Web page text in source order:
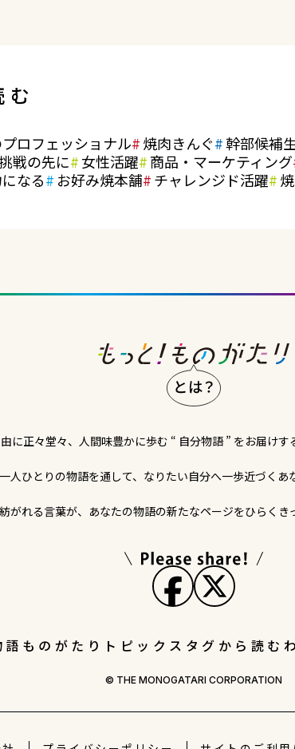
ロフェッショナル 焼肉きんぐ 幹部候補
戦の先に 女性活躍 商品・マーケティング
なる お好み焼本舗 チャレンジド活躍
に正々堂々、人間味豊かに歩む “ 自分物語 ” をお届けす
一人ひとりの物語を通して、なりたい自分へ一歩近づくあ
がれる言葉が、あなたの物語の新たなページをひらくき
ものがたりトピックス タグから読む
© THE MONOGATARI CORPORATION